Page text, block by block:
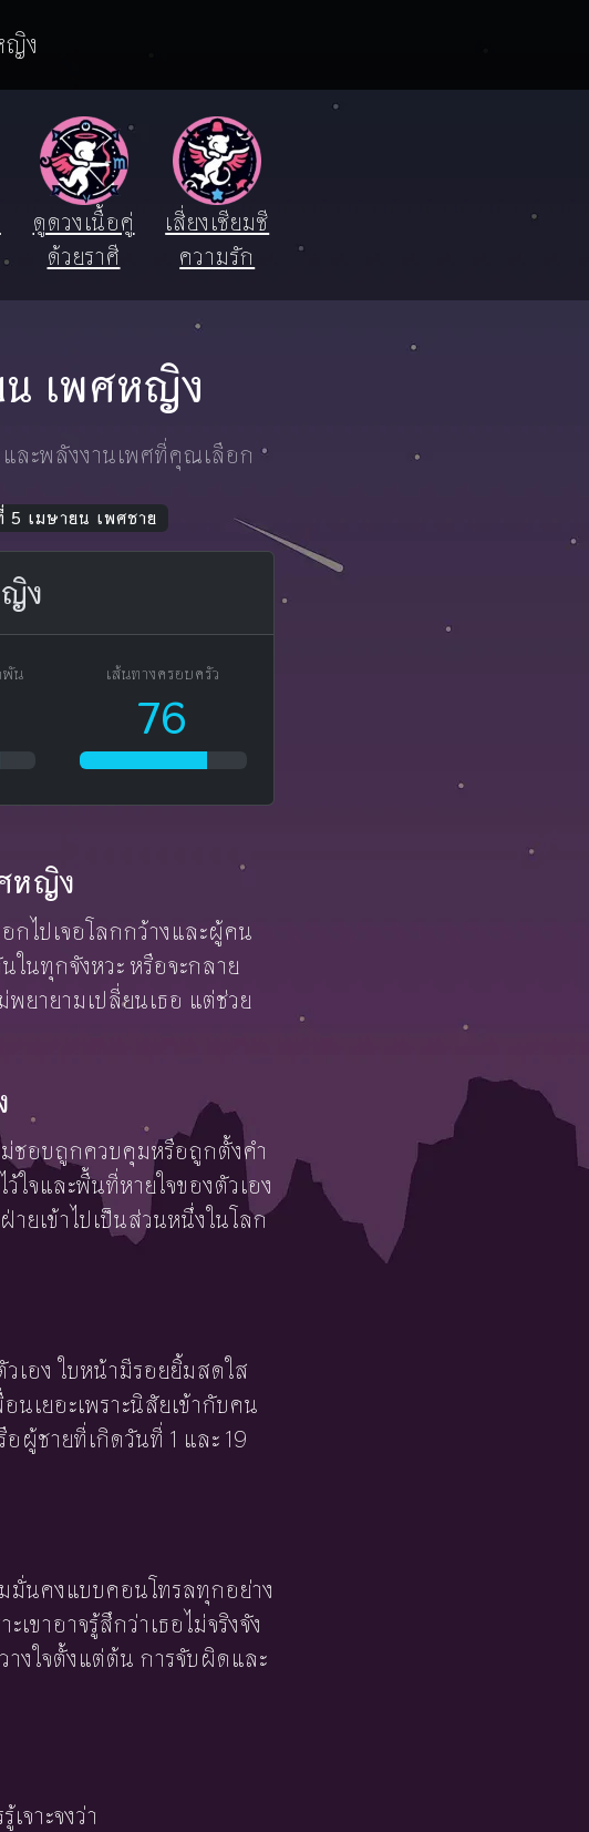
ญิง
ดูดวงเนื้อคู่
ด้วยราศี
เสี่ยงเซียมซี
ความรัก
น เพศหญิง
ละพลังงานเพศที่คุณเลือก
5 เมษายน เพศชาย
ง
พัน เส้นทางครอบครัว
76
หญิง
กไปเจอโลกกว้างและผู้คน
ในทุกจังหวะ หรือจะกลาย
ยายามเปลี่ยนเธอ แต่ช่วย
ม่ชอบถูกควบคุมหรือถูกตั้งคำ
ใจและพื้นที่หายใจของตัวเอง
ยเข้าไปเป็นส่วนหนึ่งในโลก
เอง ใบหน้ามีรอยยิ้มสดใส
เยอะเพราะนิสัยเข้ากับคน
อผู้ชายที่เกิดวันที่ 1 และ 19
มั่นคงแบบคอนโทรลทุกอย่าง
เขาอาจรู้สึกว่าเธอไม่จริงจัง
งใจตั้งแต่ต้น การจับผิดและ
จาะจงว่า